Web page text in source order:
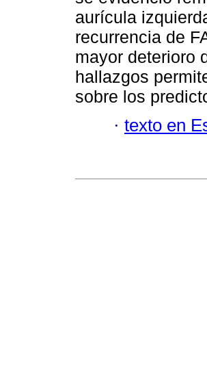
aurícula
recurrencia de
mayor deterioro
hallazgos
sobre los
· texto en